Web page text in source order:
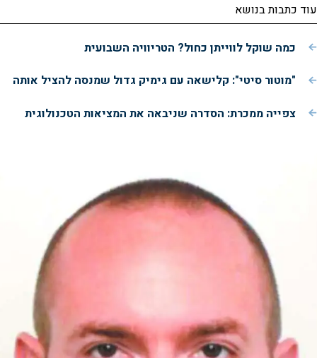
עוד כתבות בנושא
כמה שוקל לווייתן כחול? הטריוויה השבועית
"מוטור סיטי": קלישאה עם גימיק גדול שמנסה להציל אותה
צפייה ממכרת: הסדרה שניבאה את המציאות הטכנולוגית